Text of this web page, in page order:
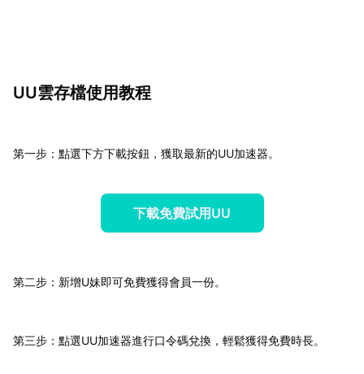
UU雲存檔使用教程
第一步：點選下方下載按鈕，獲取最新的UU加速器。
下載免費試用UU
第二步：新增U妹即可免費獲得會員一份。
第三步：點選UU加速器進行口令碼兌換，輕鬆獲得免費時長。